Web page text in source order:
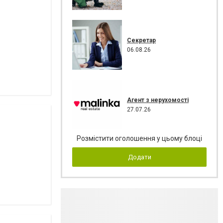
Секретар
06.08.26
Агент з нерухомості
27.07.26
Розмістити оголошення у цьому блоці
Додати